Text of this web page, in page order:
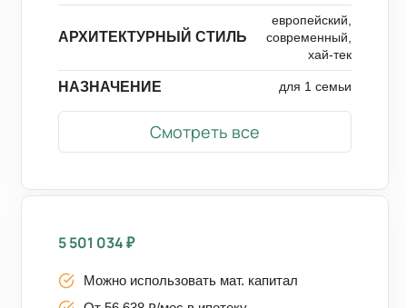
АРХИТЕКТУРНЫЙ СТИЛЬ
европейский,
современный,
хай-тек
НАЗНАЧЕНИЕ для 1 семьи
Смотреть все
5 501 034₽
Можно использовать мат. капитал